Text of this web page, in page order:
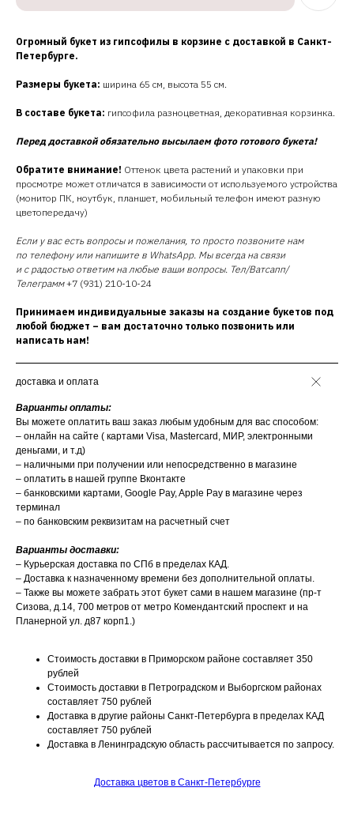
Огромный букет из гипсофилы в корзине с доставкой в Санкт-
Петербурге.
Размеры букета: ширина 65 см, высота 55 см.
В составе букета: гипсофила разноцветная, декоративная корзинка.
Перед доставкой обязательно высылаем фото готового букета!
Обратите внимание! Оттенок цвета растений и упаковки при
просмотре может отличатся в зависимости от используемого устройства
(монитор ПК, ноутбук, планшет, мобильный телефон имеют разную
цветопередачу)
Если у вас есть вопросы и пожелания, то просто позвоните нам
по телефону или напишите в WhatsApp. Мы всегда на связи
и с радостью ответим на любые ваши вопросы. Тел/Ватсапп/
Телеграмм+7 (931) 210-10-24
Принимаем индивидуальные заказы на создание букетов под
любой бюджет – вам достаточно только позвонить или
написать нам!
доставка и оплата
Варианты оплаты:
Вы можете оплатить ваш заказ любым удобным для вас способом:
– онлайн на сайте ( картами Visa, Mastercard, МИР, электронными
деньгами, и т.д)
– наличными при получении или непосредственно в магазине
– оплатить в нашей группе Вконтакте
– банковскими картами, Google Pay, Apple Pay в магазине через
терминал
– по банковским реквизитам на расчетный счет
Варианты доставки:
– Курьерская доставка по СПб в пределах КАД.
– Доставка к назначенному времени без дополнительной оплаты.
– Также вы можете забрать этот букет сами в нашем магазине (пр-т
Сизова, д.14, 700 метров от метро Комендантский проспект и на
Планерной ул. д87 корп1.)
Стоимость доставки в Приморском районе составляет 350
рублей
Стоимость доставки в Петроградском и Выборгском районах
составляет 750 рублей
Доставка в другие районы Санкт-Петербурга в пределах КАД
составляет 750 рублей
Доставка в Ленинградскую область рассчитывается по запросу.
Доставка цветов в Санкт-Петербурге